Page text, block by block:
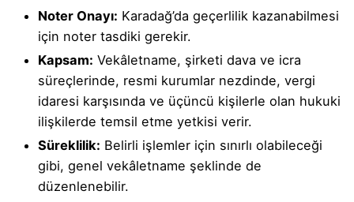
Noter Onayı: Karadağ’da geçerlilik kazanabilmesi
için noter tasdiki gerekir.
Kapsam: Vekâletname, şirketi dava ve icra
süreçlerinde, resmi kurumlar nezdinde, vergi
idaresi karşısında ve üçüncü kişilerle olan hukuki
ilişkilerde temsil etme yetkisi verir.
Süreklilik: Belirli işlemler için sınırlı olabileceği
gibi, genel vekâletname şeklinde de
düzenlenebilir.